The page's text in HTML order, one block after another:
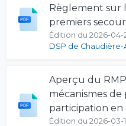
Règlement sur
premiers
Édition du 2026-04-
DSP de
Aperçu du
mécanismes
participation en
Édition du 2026-03-